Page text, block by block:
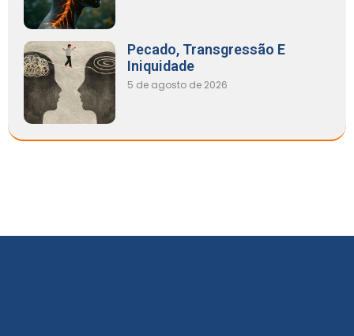
Pecado, Transgressão E
Iniquidade
5 de agosto de 2026